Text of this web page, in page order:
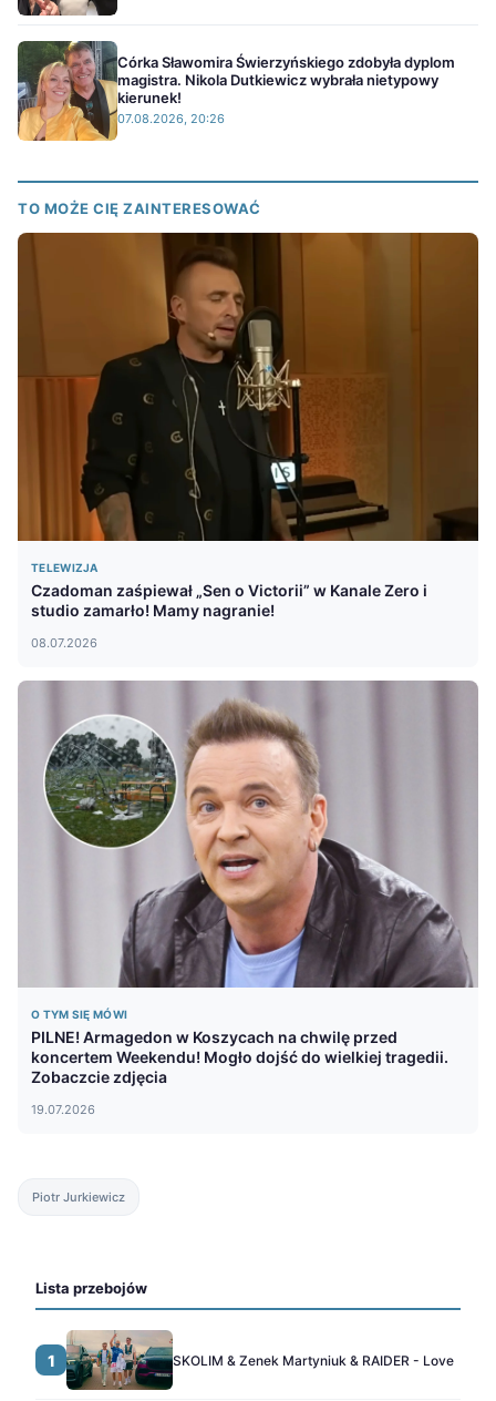
Córka Sławomira Świerzyńskiego zdobyła dyplom
magistra. Nikola Dutkiewicz wybrała nietypowy
kierunek!
07.08.2026, 20:26
TO MOŻE CIĘ ZAINTERESOWAĆ
TELEWIZJA
Czadoman zaśpiewał „Sen o Victorii” w Kanale Zero i
studio zamarło! Mamy nagranie!
08.07.2026
O TYM SIĘ MÓWI
PILNE! Armagedon w Koszycach na chwilę przed
koncertem Weekendu! Mogło dojść do wielkiej tragedii.
Zobaczcie zdjęcia
19.07.2026
Piotr Jurkiewicz
Lista przebojów
1 SKOLIM & Zenek Martyniuk & RAIDER - Love